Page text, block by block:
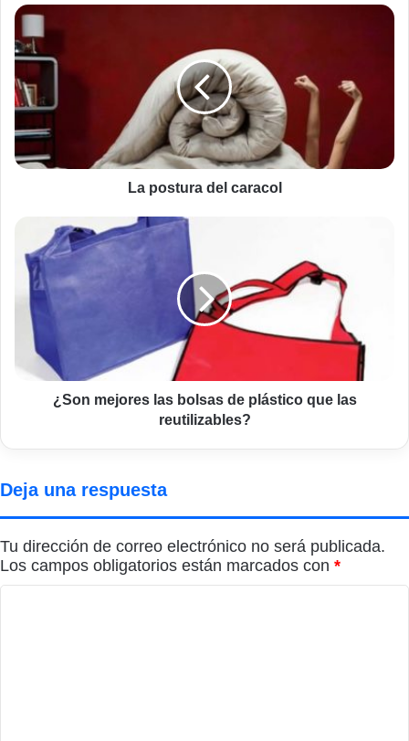
La
postura
del
caracol
La postura del caracol
mejores
las
bolsas
plástico
que
reutilizables?
¿Son mejores las bolsas de plástico que las
reutilizables?
Deja una respuesta
Tu dirección de correo electrónico no será publicada.
Los campos obligatorios están marcados con *